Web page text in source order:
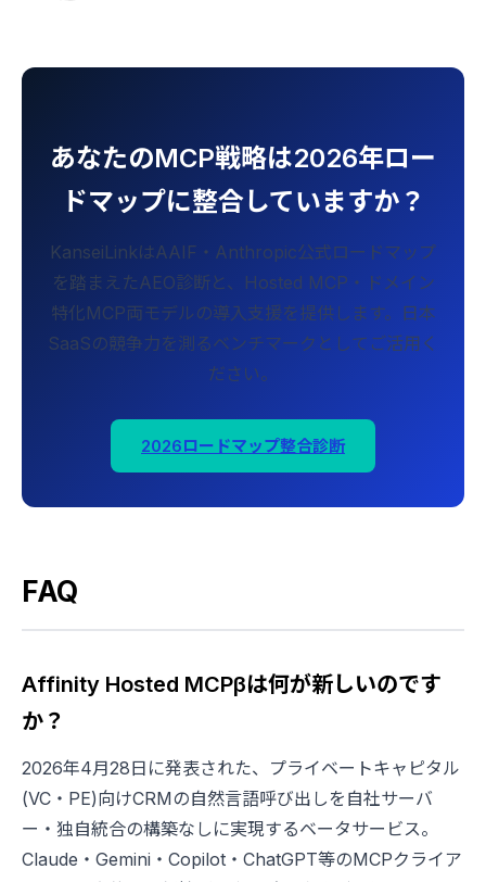
あなたのMCP戦略は2026年ロー
ドマップに整合していますか？
KanseiLinkはAAIF・Anthropic公式ロードマップ
を踏まえたAEO診断と、Hosted MCP・ドメイン
特化MCP両モデルの導入支援を提供します。日本
SaaSの競争力を測るベンチマークとしてご活用く
ださい。
2026ロードマップ整合診断
FAQ
Affinity Hosted MCPβは何が新しいのです
か？
2026年4月28日に発表された、プライベートキャピタル
(VC・PE)向けCRMの自然言語呼び出しを自社サーバ
ー・独自統合の構築なしに実現するベータサービス。
Claude・Gemini・Copilot・ChatGPT等のMCPクライア